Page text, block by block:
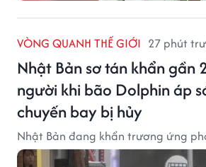
VÒNG QUANH THẾ GIỚI 27 phút
Nhật Bản sơ tán khẩn gần
người khi bão Dolphin áp
chuyến bay bị hủy
Nhật Bản đang khẩn trương ứng